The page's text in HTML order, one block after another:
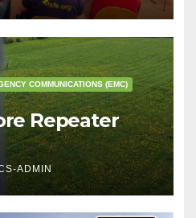
COMMUNICATIONS (EMC)
Repeater
ADMIN